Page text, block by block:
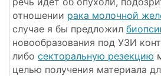
отношении рака молочной
случае я бы предложил
новообразования под УЗИ
либо секторальную резекцию
целью получения материала